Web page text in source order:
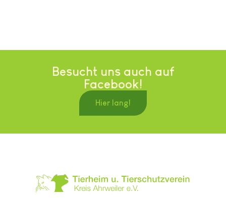
Besucht uns auch auf
Facebook!
Hier lang!